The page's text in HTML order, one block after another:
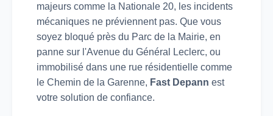
majeurs comme la Nationale 20, les incidents
mécaniques ne préviennent pas. Que vous
soyez bloqué près du Parc de la Mairie, en
panne sur l'Avenue du Général Leclerc, ou
immobilisé dans une rue résidentielle comme
le Chemin de la Garenne, Fast Depann est
votre solution de confiance.